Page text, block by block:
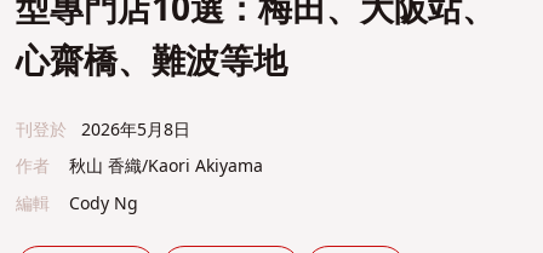
型專門店10選：梅田、大阪站、
心齋橋、難波等地
刊登於
2026年5月8日
作者
秋山 香織/Kaori Akiyama
編輯
Cody Ng